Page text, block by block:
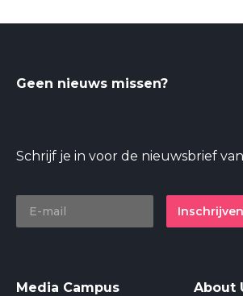
Geen nieuws missen?
Schrijf je in voor de nieuwsbrief
Inschrijven
Media Campus About